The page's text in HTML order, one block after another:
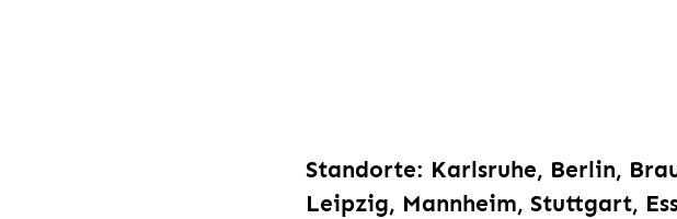
Standorte: Karlsruhe, Berlin,
Leipzig, Mannheim, Stuttgart,